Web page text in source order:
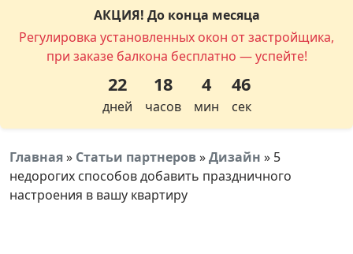
АКЦИЯ! До конца месяца
Регулировка установленных окон от застройщика,
при заказе балкона бесплатно — успейте!
22
дней
18
часов
4
мин
45
сек
Главная» Статьи партнеров»Дизайн » 5
недорогих способов добавить праздничного
настроения в вашу квартиру